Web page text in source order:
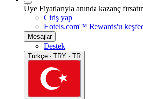
Üye Fiyatlarıyla anında kazanç
Giriş yap
Hotels.com™ Rewards'u
Mesajlar
Destek
Türkçe · TRY · TR